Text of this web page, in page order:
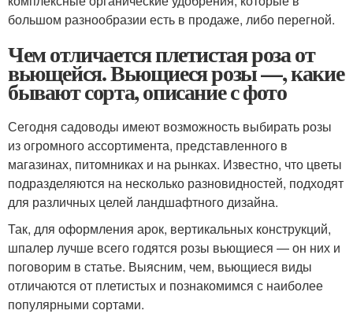
большом разнообразии есть в продаже, либо перегной.
Чем отличается плетистая роза от
вьющейся. Вьющиеся розы —, какие
бывают сорта, описание с фото
Сегодня садоводы имеют возможность выбирать розы
из огромного ассортимента, представленного в
магазинах, питомниках и на рынках. Известно, что цветы
подразделяются на несколько разновидностей, подходят
для различных целей ландшафтного дизайна.
Так, для оформления арок, вертикальных конструкций,
шпалер лучше всего годятся розы вьющиеся — он них и
поговорим в статье. Выясним, чем, вьющиеся виды
отличаются от плетистых и познакомимся с наиболее
популярными сортами.